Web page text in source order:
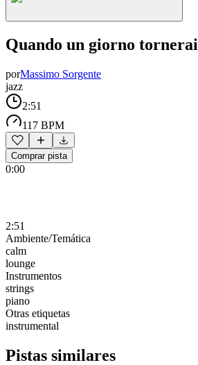
Quando un giorno tornerai
porMassimo Sorgente
jazz
2:51
117 BPM
Comprar pista
0:00
2:51
Ambiente/Temática
calm
lounge
Instrumentos
strings
piano
Otras etiquetas
instrumental
Pistas similares